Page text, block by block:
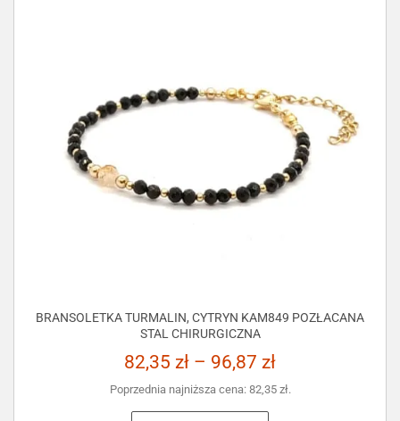
BRANSOLETKA TURMALIN, CYTRYN KAM849 POZŁACANA
STAL CHIRURGICZNA
82,35 zł – 96,87 zł
Poprzednia najniższa cena: 82,35 zł.